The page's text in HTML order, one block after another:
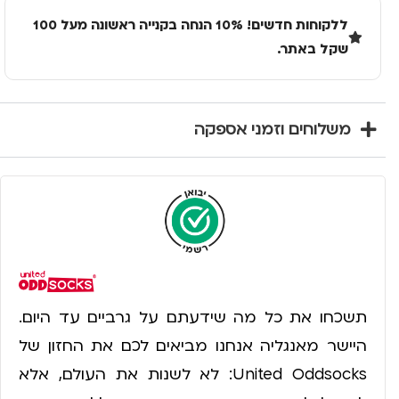
ללקוחות חדשים! 10% הנחה בקנייה ראשונה מעל 100
שקל באתר.
משלוחים וזמני אספקה
תשכחו את כל מה שידעתם על גרביים עד היום.
היישר מאנגליה אנחנו מביאים לכם את החזון של
United Oddsocks: לא לשנות את העולם, אלא